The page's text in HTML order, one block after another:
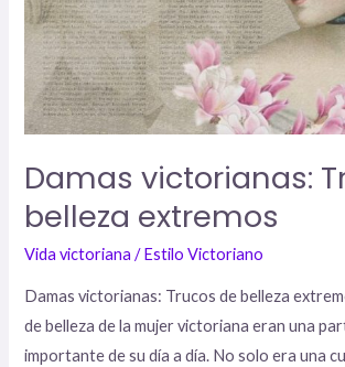
Damas victorianas:
belleza extremos
Vida victoriana /Estilo Victoriano
Damas victorianas: Trucos de belleza
de belleza de la mujer victoriana eran una
importante de su día a día. No solo era una